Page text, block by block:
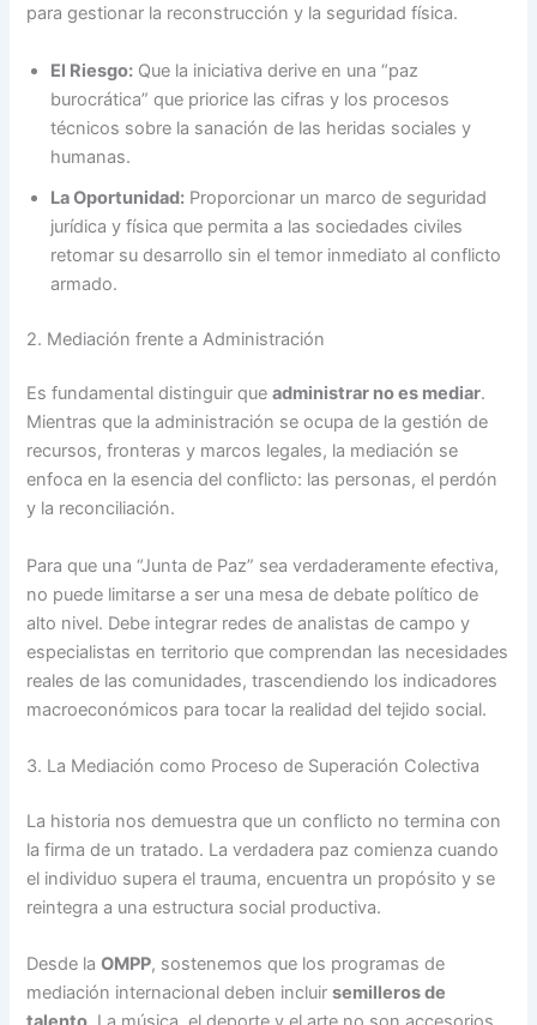
para gestionar la reconstrucción y la seguridad física.
El Riesgo: Que la iniciativa derive en una “paz
burocrática” que priorice las cifras y los procesos
técnicos sobre la sanación de las heridas sociales y
humanas.
La Oportunidad: Proporcionar un marco de seguridad
jurídica y física que permita a las sociedades civiles
retomar su desarrollo sin el temor inmediato al conflicto
armado.
2. Mediación frente a Administración
Es fundamental distinguir queadministrar no es mediar.
Mientras que la administración se ocupa de la gestión de
recursos, fronteras y marcos legales, la mediación se
enfoca en la esencia del conflicto: las personas, el perdón
y la reconciliación.
Para que una “Junta de Paz” sea verdaderamente efectiva,
no puede limitarse a ser una mesa de debate político de
alto nivel. Debe integrar redes de analistas de campo y
especialistas en territorio que comprendan las necesidades
reales de las comunidades, trascendiendo los indicadores
macroeconómicos para tocar la realidad del tejido social.
3. La Mediación como Proceso de Superación Colectiva
La historia nos demuestra que un conflicto no termina con
la firma de un tratado. La verdadera paz comienza cuando
el individuo supera el trauma, encuentra un propósito y se
reintegra a una estructura social productiva.
Desde laOMPP, sostenemos que los programas de
mediación internacional deben incluirsemilleros de